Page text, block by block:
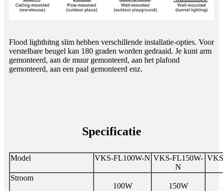
Flood lighthitng slim hebben verschillende installatie-opties. Voor
verstelbare beugel kan 180 graden worden gedraaid. Je kunt arm
gemonteerd, aan de muur gemonteerd, aan het plafond
gemonteerd, aan een paal gemonteerd enz.
Specificatie
Model VKS-FL100W-N VKS-FL150W-
N
Stroom
100W
150W